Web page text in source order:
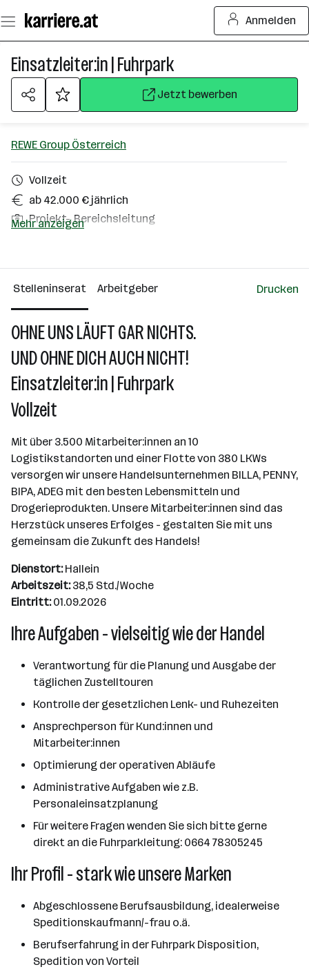
Seiteninhalt
springen
Anmelden
Einsatzleiter:in | Fuhrpark
Jetzt bewerben
REWE Group Österreich
Vollzeit
ab 42.000 € jährlich
Projekt-, Bereichsleitung
Über das Unternehmen
10000+ Mitarbeiter*innen
Wr. Neudorf
Mehr anzeigen
Stelleninserat Arbeitgeber Drucken
OHNE UNS LÄUFT GAR NICHTS.
UND OHNE DICH AUCH NICHT!
Einsatzleiter:in | Fuhrpark
Vollzeit
Mit über 3.500 Mitarbeiter:innen an 10
Logistikstandorten und einer Flotte von 380 LKWs
versorgen wir unsere Handelsunternehmen BILLA, PENNY,
BIPA, ADEG mit den besten Lebensmitteln und
Drogerieprodukten. Unsere Mitarbeiter:innen sind das
Herzstück unseres Erfolges - gestalten Sie mit uns
gemeinsam die Zukunft des Handels!
Dienstort:Hallein
Arbeitszeit:38,5 Std./Woche
Eintritt:01.09.2026
Ihre Aufgaben - vielseitig wie der Handel
Verantwortung für die Planung und Ausgabe der
täglichen Zustelltouren
Kontrolle der gesetzlichen Lenk- und Ruhezeiten
Ansprechperson für Kund:innen und
Mitarbeiter:innen
Optimierung der operativen Abläufe
Administrative Aufgaben wie z.B.
Personaleinsatzplanung
Für weitere Fragen wenden Sie sich bitte gerne
direkt an die Fuhrparkleitung: 0664 78305245
Ihr Profil - stark wie unsere Marken
Abgeschlossene Berufsausbildung, idealerweise
Speditionskaufmann/-frau o.ä.
Berufserfahrung in der Fuhrpark Disposition,
Spedition von Vorteil